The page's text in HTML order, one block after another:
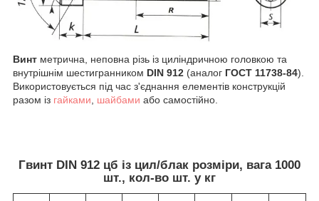
Винт метрична, неповна різь із циліндричною головкою та
внутрішнім шестигранником DIN 912 (аналог ГОСТ 11738-84).
Використовується під час з'єднання елементів конструкцій
разом із гайками шайбами або самостійно.
Гвинт DIN 912 цб із цил/блак розміри, вага 1000
шт., кол-во шт. у кг